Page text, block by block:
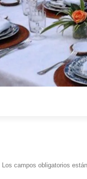
Los campos obligatorios